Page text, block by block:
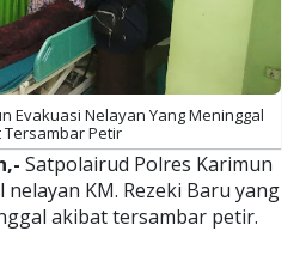
Evakuasi Nelayan Yang Meninggal
Tersambar Petir
Satpolairud Polres Karimun
KM. Rezeki Baru yang
akibat tersambar petir.